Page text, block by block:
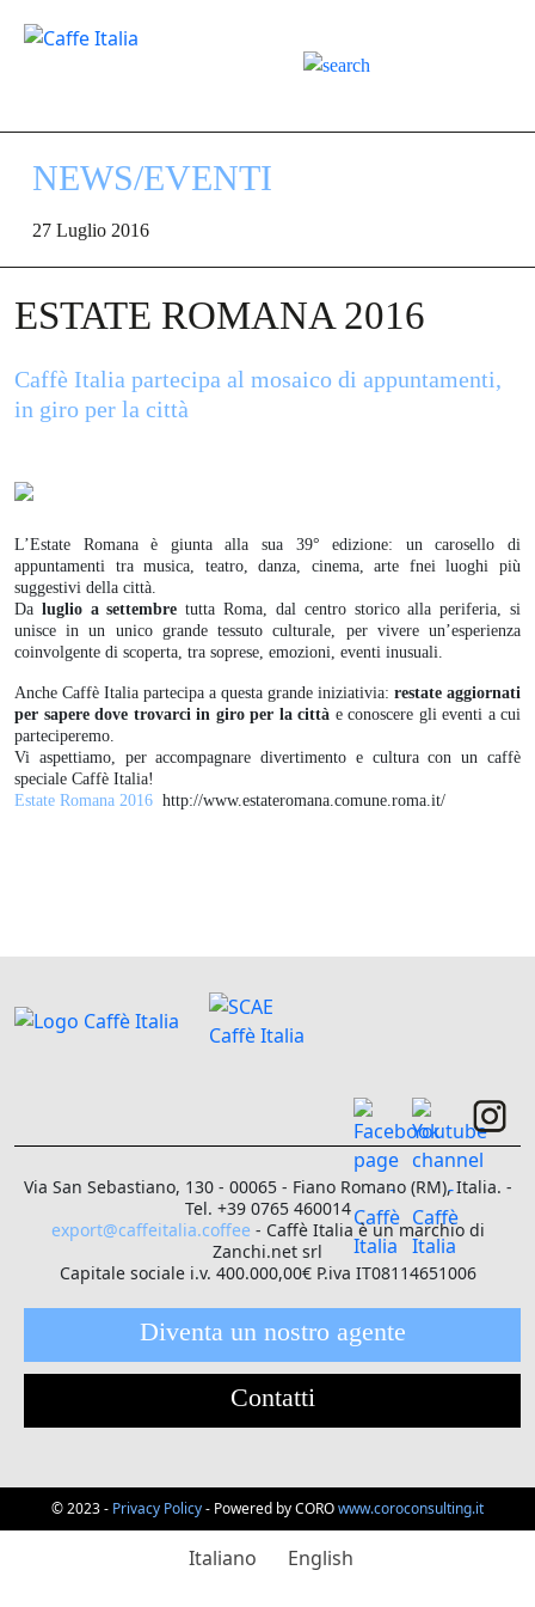
NEWS/EVENTI
27 Luglio 2016
ESTATE ROMANA 2016
Caffè Italia partecipa al mosaico di appuntamenti,
in giro per la città
L’Estate Romana è giunta alla sua 39° edizione: un carosello di
appuntamenti tra musica, teatro, danza, cinema, arte fnei luoghi più
suggestivi della città.
Da luglio a settembre tutta Roma, dal centro storico alla periferia, si
unisce in un unico grande tessuto culturale, per vivere un’esperienza
coinvolgente di scoperta, tra soprese, emozioni, eventi inusuali.
Anche Caffè Italia partecipa a questa grande iniziativia: restate aggiornati
per sapere dove trovarci in giro per la città e conoscere gli eventi a cui
parteciperemo.
Vi aspettiamo, per accompagnare divertimento e cultura con un caffè
speciale Caffè Italia!
Estate Romana 2016 http://www.estateromana.comune.roma.it/
Via San Sebastiano, 130 - 00065 - Fiano Romano (RM), Italia. -
Tel. +39 0765 460014
export@caffeitalia.coffee - Caffè Italia è un marchio di
Zanchi.net srl
Capitale sociale i.v. 400.000,00€ P.iva IT08114651006
Diventa un nostro agente
Contatti
© 2023 - Privacy Policy- Powered by COROwww.coroconsulting.it
Italiano English